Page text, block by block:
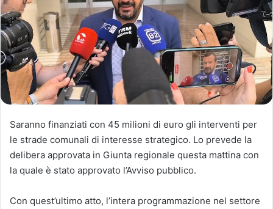
Saranno finanziati con 45 milioni di euro gli interventi per
le strade comunali di interesse strategico. Lo prevede la
delibera approvata in Giunta regionale questa mattina con
la quale è stato approvato l’Avviso pubblico.
Con quest’ultimo atto, l’intera programmazione nel settore